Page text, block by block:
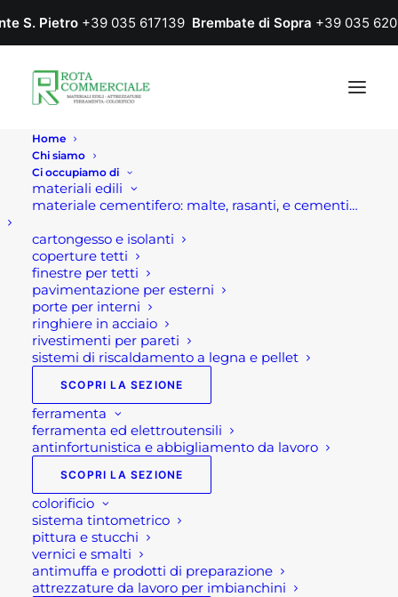
S. Pietro +39 035 617139 Brembate di Sopra +39 035
Home
Chi siamo
Ci occupiamo di
materiali edili
materiale cementifero: malte, rasanti, e cementi…
cartongesso e isolanti
coperture tetti
finestre per tetti
pavimentazione per esterni
porte per interni
ringhiere in acciaio
rivestimenti per pareti
sistemi di riscaldamento a legna e pellet
SCOPRI LA SEZIONE
ferramenta
ferramenta ed elettroutensili
antinfortunistica e abbigliamento da lavoro
SCOPRI LA SEZIONE
colorificio
sistema tintometrico
pittura e stucchi
vernici e smalti
antimuffa e prodotti di preparazione
attrezzature da lavoro per imbianchini